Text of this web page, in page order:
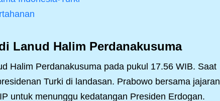
Lanud Halim Perdanakusuma
Halim Perdanakusuma pada pukul 17.56 WIB. Saat
Turki di landasan. Prabowo bersama jajaran
untuk menunggu kedatangan Presiden Erdogan.